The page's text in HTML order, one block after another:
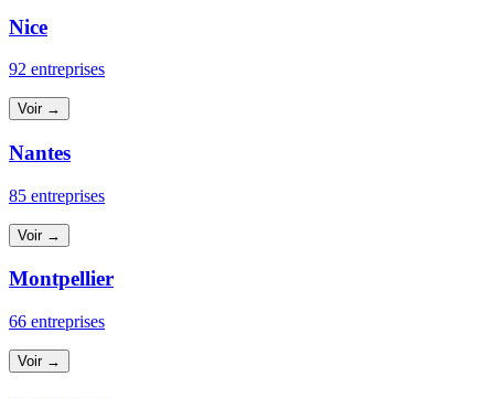
Nice
92 entreprises
Voir →
Nantes
85 entreprises
Voir →
Montpellier
66 entreprises
Voir →